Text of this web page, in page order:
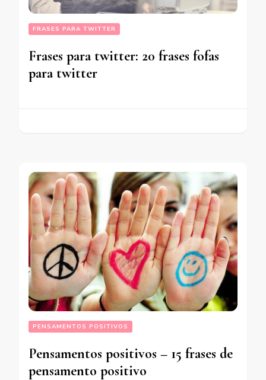
FRASES PARA TWITTER
Frases para twitter: 20 frases fofas
para twitter
PENSAMENTOS POSITIVOS
Pensamentos positivos – 15 frases de
pensamento positivo